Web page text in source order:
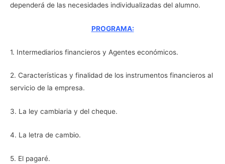
dependerá de las necesidades individualizadas del alumno.
PROGRAMA:
1. Intermediarios financieros y Agentes económicos.
2. Características y finalidad de los instrumentos financieros al
servicio de la empresa.
3. La ley cambiaria y del cheque.
4. La letra de cambio.
5. El pagaré.